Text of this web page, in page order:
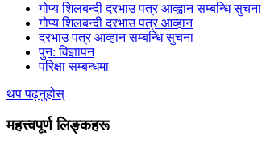
गोप्य शिलबन्दी दरभाउ पत्र आव्ह्वान सम्बन्धि सुचना
गोप्य शिलबन्दी दरभाउ पत्र आव्हान
दरभाउ पत्र आव्हान सम्बन्धि सुचना
पुन: विज्ञापन
परिक्षा सम्बन्धमा
थप पढ्नुहोस्
महत्त्वपूर्ण लिङ्कहरू